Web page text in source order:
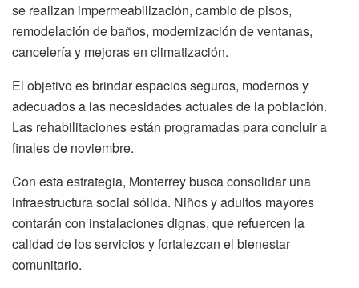
se realizan impermeabilización, cambio de pisos,
remodelación de baños, modernización de ventanas,
cancelería y mejoras en climatización.
El objetivo es brindar espacios seguros, modernos y
adecuados a las necesidades actuales de la población.
Las rehabilitaciones están programadas para concluir a
finales de noviembre.
Con esta estrategia, Monterrey busca consolidar una
infraestructura social sólida. Niños y adultos mayores
contarán con instalaciones dignas, que refuercen la
calidad de los servicios y fortalezcan el bienestar
comunitario.